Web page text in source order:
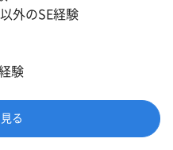
外のSE経験
験
る